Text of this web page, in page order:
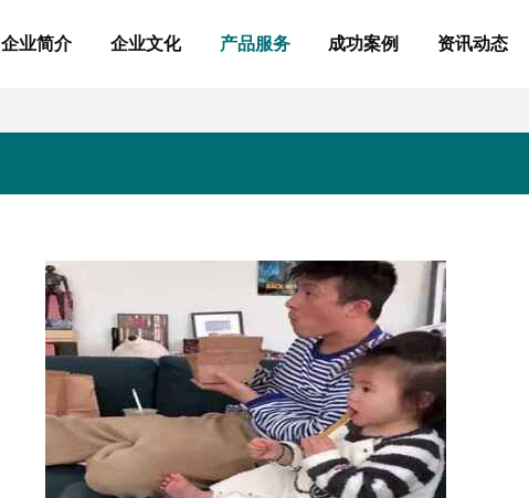
企业简介 企业文化 产品服务 成功案例 资讯动态